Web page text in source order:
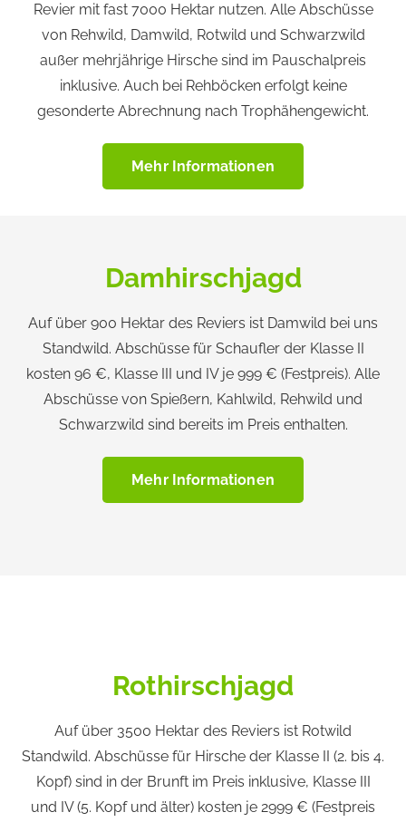
Revier mit fast 7000 Hektar nutzen. Alle Abschüsse
von Rehwild, Damwild, Rotwild und Schwarzwild
außer mehrjährige Hirsche sind im Pauschalpreis
inklusive. Auch bei Rehböcken erfolgt keine
gesonderte Abrechnung nach Trophähengewicht.
Mehr Informationen
Damhirschjagd
Auf über 900 Hektar des Reviers ist Damwild bei uns
Standwild. Abschüsse für Schaufler der Klasse II
kosten 96 €, Klasse III und IV je 999 € (Festpreis). Alle
Abschüsse von Spießern, Kahlwild, Rehwild und
Schwarzwild sind bereits im Preis enthalten.
Mehr Informationen
Rothirschjagd
Auf über 3500 Hektar des Reviers ist Rotwild
Standwild. Abschüsse für Hirsche der Klasse II (2. bis 4.
Kopf) sind in der Brunft im Preis inklusive, Klasse III
und IV (5. Kopf und älter) kosten je 2999 € (Festpreis